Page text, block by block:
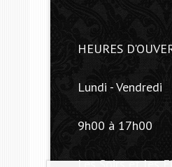
HEURES
Lundi - Vendredi
9h00 à 17h00
Les Soirs et les